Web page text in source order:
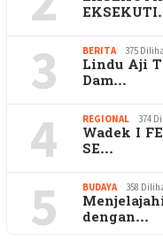
3 BERITA 375
Lindu Aji
Dam…
4 REGIONAL 374
Wadek I
SE…
5 BUDAYA 358
dengan…